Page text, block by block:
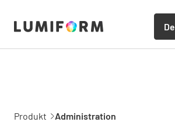
Produkt Administration